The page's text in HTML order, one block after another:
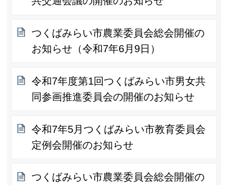
つくばみらい市農業委員会総会開催の
お知らせ（令和7年6月9日）
令和7年度第1回つくばみらい市男女共
同参画推進委員会の開催のお知らせ
令和7年5月つくばみらい市教育委員会
定例会開催のお知らせ
つくばみらい市農業委員会総会開催の